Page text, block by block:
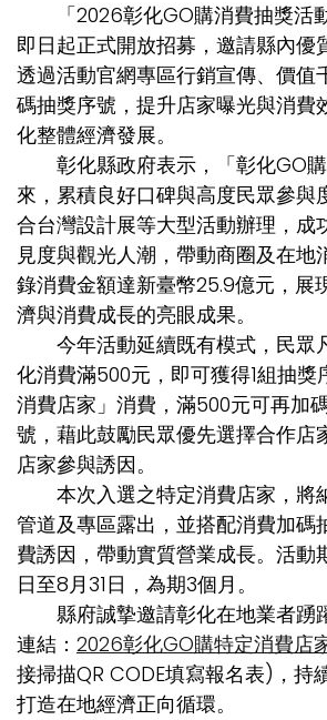
「2026彰化GO購消費抽獎活動
即日起正式開放招募，邀請縣內優
透過活動官網專區行銷宣傳、價值
碼抽獎序號，提升店家曝光與消費
化整體經濟發展。
彰化縣政府表示，「彰化GO購
來，累積良好口碑與高度民眾參
合台灣設計展等大型活動辦理，成
見度與觀光人潮，帶動商圈及在地
錄消費金額達新臺幣25.9億元，展
濟與消費成長的亮眼成果。
今年活動延續既有模式，民眾
化消費滿500元，即可獲得1組抽獎
消費店家」消費，滿500元可再加
號，藉此鼓勵民眾優先選擇合作店
店家參與誘因。
本次入選之特定消費店家，將
管道及專區露出，並搭配消費加碼
費誘因，帶動實質營業成長。活動
日至8月31日，為期3個月。
縣府誠摯邀請彰化在地業者踴
連結： 2026彰化GO購特定消費店
接掃描QR CODE填寫報名表)，持
打造在地經濟正向循環。